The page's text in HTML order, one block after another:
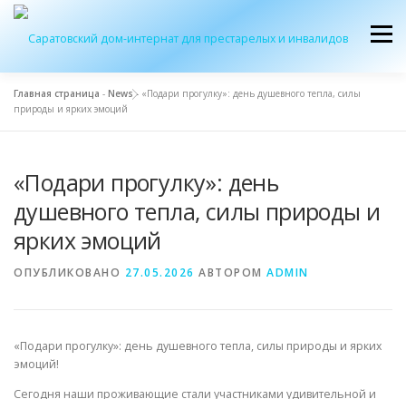
Перейти
содержимому
Меню
ОБ УЧРЕЖДЕНИИ
ЖУРНАЛ “ДОМ” КОНТАКТЫ
Главная страница - News- «Подари прогулку»: день душевного тепла, силы
природы и ярких эмоций
«Подари прогулку»: день
душевного тепла, силы природы и
ярких эмоций
ОПУБЛИКОВАНО 27.05.2026 АВТОРОМ ADMIN
«Подари прогулку»: день душевного тепла, силы природы и ярких
эмоций!
Сегодня наши проживающие стали участниками удивительной и